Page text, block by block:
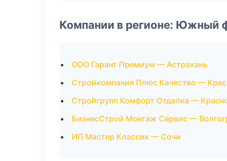
Компании в регионе: Южный
ООО Гарант Премиум — Астрахань
Стройкомпания Плюс Качество —
Стройгрупп Комфорт Отделка —
БизнесСтрой Монтаж Сервис —
ИП Мастер Классик — Сочи